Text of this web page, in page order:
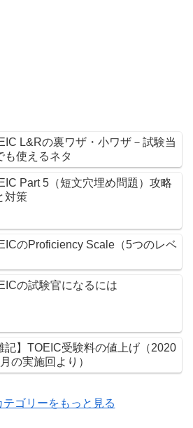
L&Rの裏ワザ・小ワザ－試験当
も使えるネタ
Part 5（短文穴埋め問題）攻略
対策
のProficiency Scale（5つのレベ
の試験官になるには
記】TOEIC受験料の値上げ（2020
の実施回より）
テゴリーをもっと見る